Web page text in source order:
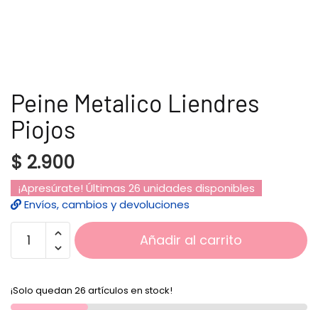
Peine Metalico Liendres
Piojos
$ 2.900
¡Apresúrate! Últimas 26 unidades disponibles
Envíos, cambios y devoluciones
Añadir al carrito
¡Solo quedan 26 artículos en stock!